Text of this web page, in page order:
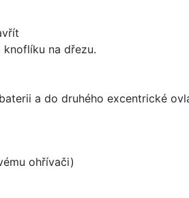
na dřezu.
a do druhého excentrické
ohřívači)